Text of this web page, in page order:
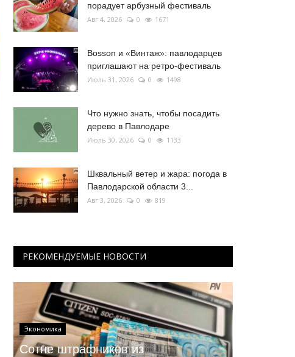
порадует арбузный фестиваль
Авг 4, 2026 0 1671
Bosson и «Винтаж»: павлодарцев
приглашают на ретро-фестиваль
Июль 31, 2026 0 1498
Что нужно знать, чтобы посадить
дерево в Павлодаре
Июль 30, 2026 0 1133
Шквальный ветер и жара: погода в
Павлодарской области 3...
Авг 3, 2026 0 819
РЕКОМЕНДУЕМЫЕ НОВОСТИ
Экономика
Сотне штрафников из